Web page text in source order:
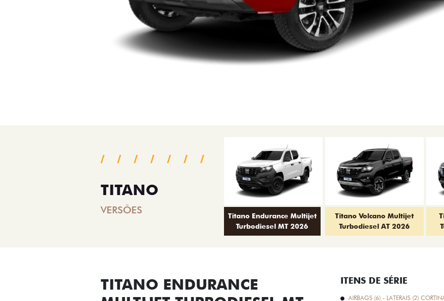
TITANO
VERSÕES
Titano Endurance Multijet
Turbodiesel MT 2026
Titano Volcano Multijet
Turbodiesel AT 2026
TITANO ENDURANCE
ITENS DE SÉRIE
AIRBAGS (6) - LATERAIS (2)